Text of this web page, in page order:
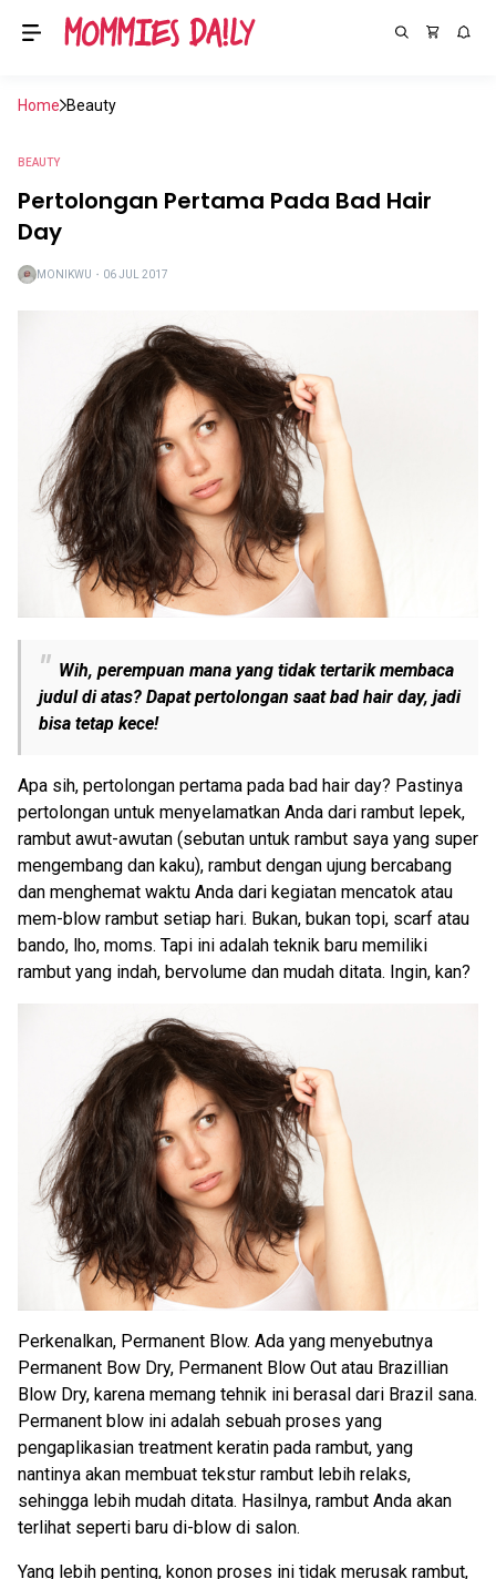
Home Beauty
BEAUTY
Pertolongan Pertama Pada Bad Hair
Day
MONIKWU ・ 06 JUL 2017
Wih, perempuan mana yang tidak tertarik membaca
judul di atas? Dapat pertolongan saat bad hair day, jadi
bisa tetap kece!
Apa sih, pertolongan pertama pada bad hair day? Pastinya
pertolongan untuk menyelamatkan Anda dari rambut lepek,
rambut awut-awutan (sebutan untuk rambut saya yang super
mengembang dan kaku), rambut dengan ujung bercabang
dan menghemat waktu Anda dari kegiatan mencatok atau
mem-blow rambut setiap hari. Bukan, bukan topi, scarf atau
bando, lho, moms. Tapi ini adalah teknik baru memiliki
rambut yang indah, bervolume dan mudah ditata. Ingin, kan?
Perkenalkan, Permanent Blow. Ada yang menyebutnya
Permanent Bow Dry, Permanent Blow Out atau Brazillian
Blow Dry, karena memang tehnik ini berasal dari Brazil sana.
Permanent blow ini adalah sebuah proses yang
pengaplikasian treatment keratin pada rambut, yang
nantinya akan membuat tekstur rambut lebih relaks,
sehingga lebih mudah ditata. Hasilnya, rambut Anda akan
terlihat seperti baru di-blow di salon.
Yang lebih penting, konon proses ini tidak merusak rambut,